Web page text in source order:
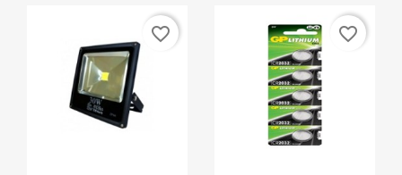
favorite_border favorite_border